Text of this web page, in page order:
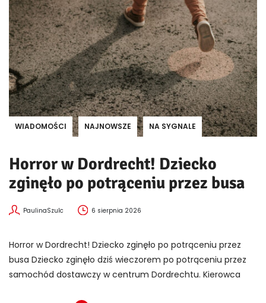
WIADOMOŚCI NAJNOWSZE NA SYGNALE
Horror w Dordrecht! Dziecko
zginęło po potrąceniu przez busa
PaulinaSzulc 6 sierpnia 2026
Horror w Dordrecht! Dziecko zginęło po potrąceniu przez
busa Dziecko zginęło dziś wieczorem po potrąceniu przez
samochód dostawczy w centrum Dordrechtu. Kierowca